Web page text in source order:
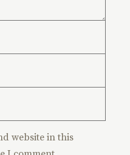
website in this